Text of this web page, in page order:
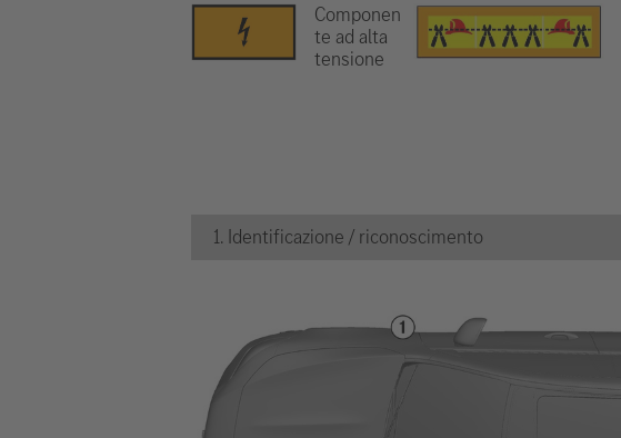
Componen
te ad alta
tensione
1. Identificazione / riconoscimento